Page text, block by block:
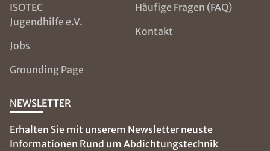
ISOTEC
Jugendhilfe e.V.
Jobs
Grounding Page
Häufige Fragen (FAQ)
Kontakt
NEWSLETTER
Erhalten Sie mit unserem Newsletter neuste
Informationen Rund um Abdichtungstechnik